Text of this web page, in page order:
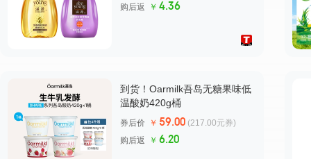
购后返
￥ 4.36
到货！Oarmilk吾岛无糖果味低
温酸奶420g桶
券后价 ￥ 59.00 (217.00元券)
购后返
￥ 6.20